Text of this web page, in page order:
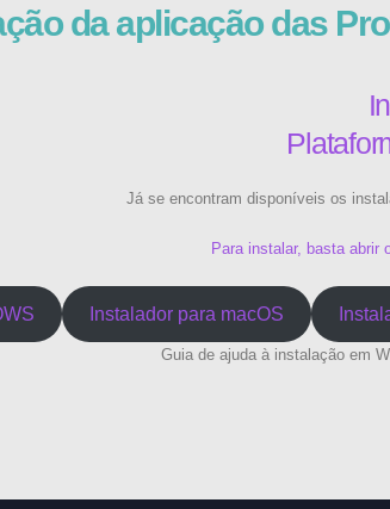
da aplicação das
Já se encontram disponíveis os
Para instalar, basta abrir
Instalador para macOS
Guia de ajuda à instalação em